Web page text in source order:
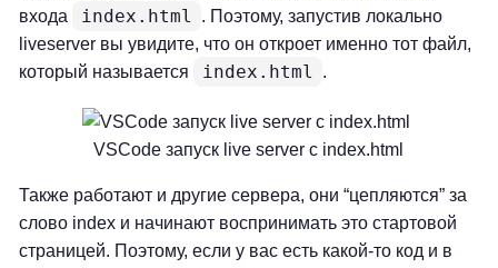
входа
index.html
. Поэтому, запустив локально
liveserver вы увидите, что он откроет именно тот файл,
который называется
index.html .
VSCode запуск live server с index.html
Также работают и другие сервера, они “цепляются” за
слово index и начинают воспринимать это стартовой
страницей. Поэтому, если у вас есть какой-то код и в